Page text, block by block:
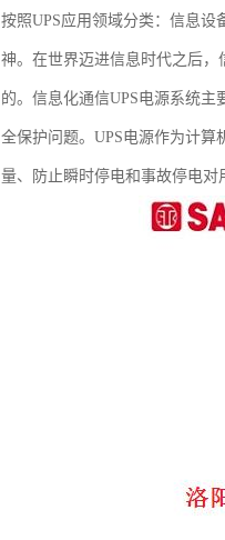
按照UPS应用领域分类：信息设
神。在世界迈进信息时代之后
的。信息化通信UPS电源系统
全保护问题。UPS电源作为计
量、防止瞬时停电和事故停电对